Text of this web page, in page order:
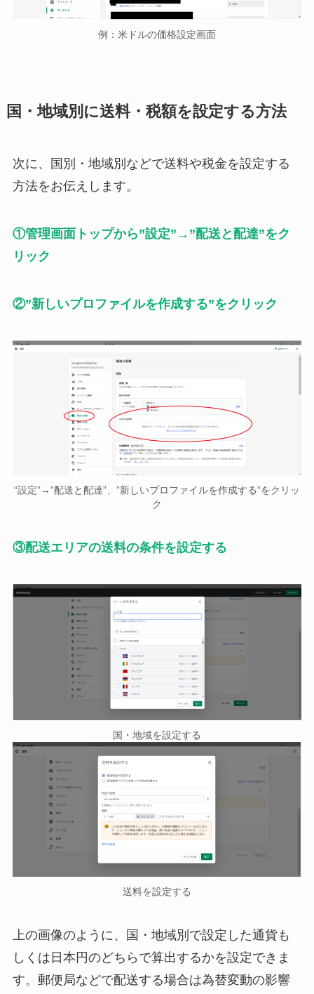
例：米ドルの価格設定画面
国・地域別に送料・税額を設定する方法
次に、国別・地域別などで送料や税金を設定する
方法をお伝えします。
①管理画面トップから”設定”→”配送と配達”をク
リック
②”新しいプロファイルを作成する”をクリック
“設定”→”配送と配達”、”新しいプロファイルを作成する”をクリッ
ク
③配送エリアの送料の条件を設定する
国・地域を設定する
送料を設定する
上の画像のように、国・地域別で設定した通貨も
しくは日本円のどちらで算出するかを設定できま
す。郵便局などで配送する場合は為替変動の影響